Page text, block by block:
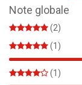
Note globale
(2)
(1)
(1)